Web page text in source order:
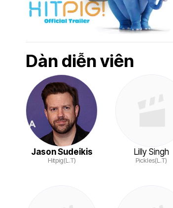
Dàn diễn viên
Jason Sudeikis
Hitpig(L.T)
Lilly Singh
Pickles(L.T)